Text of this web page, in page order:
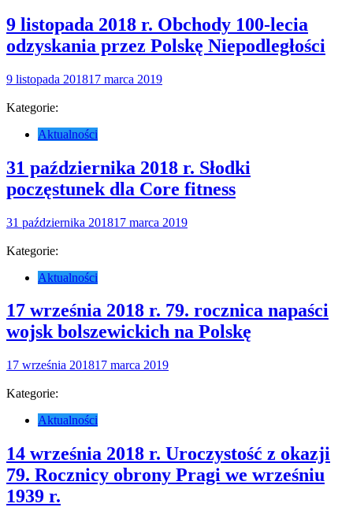
9 listopada 2018 r. Obchody 100-lecia
odzyskania przez Polskę Niepodległości
9 listopada 201817 marca 2019
Kategorie:
Aktualności
31 października 2018 r. Słodki
poczęstunek dla Core fitness
31 października 201817 marca 2019
Kategorie:
Aktualności
17 września 2018 r. 79. rocznica napaści
wojsk bolszewickich na Polskę
17 września 201817 marca 2019
Kategorie:
Aktualności
14 września 2018 r. Uroczystość z okazji
79. Rocznicy obrony Pragi we wrześniu
1939 r.